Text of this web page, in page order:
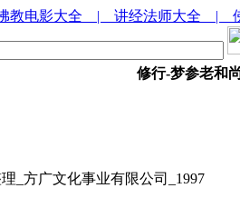
教电影大全 | 讲经法师大全 |
修行-梦参老和
_方广文化事业有限公司_1997